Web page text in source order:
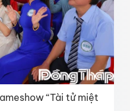
“Tài tử miệt